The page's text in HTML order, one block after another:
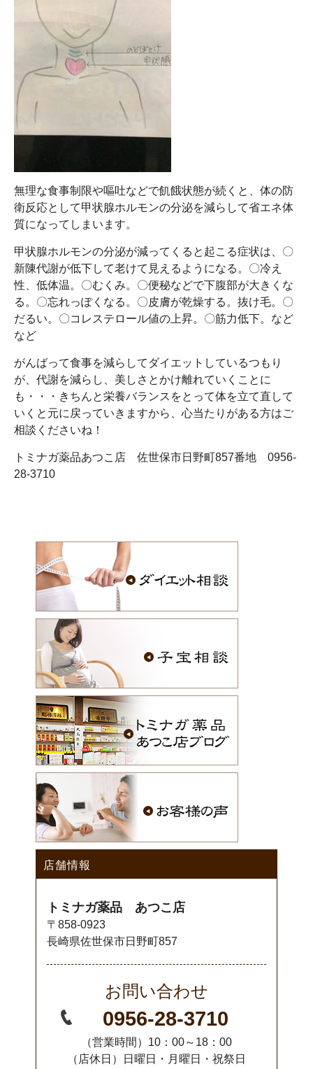
無理な食事制限や嘔吐などで飢餓状態が続くと、体の防
衛反応として甲状腺ホルモンの分泌を減らして省エネ体
質になってしまいます。
甲状腺ホルモンの分泌が減ってくると起こる症状は、〇
新陳代謝が低下して老けて見えるようになる。〇冷え
性、低体温。〇むくみ。〇便秘などで下腹部が大きくな
る。〇忘れっぽくなる。〇皮膚が乾燥する。抜け毛。〇
だるい。〇コレステロール値の上昇。〇筋力低下。など
など
がんばって食事を減らしてダイエットしているつもり
が、代謝を減らし、美しさとかけ離れていくことに
も・・・きちんと栄養バランスをとって体を立て直して
いくと元に戻っていきますから、心当たりがある方はご
相談くださいね！
トミナガ薬品あつこ店 佐世保市日野町857番地 0956-
28-3710
店舗情報
トミナガ薬品 あつこ店
〒858-0923
長崎県佐世保市日野町857
お問い合わせ
0956-28-3710
（営業時間）10：00～18：00
（店休日）日曜日・月曜日・祝祭日